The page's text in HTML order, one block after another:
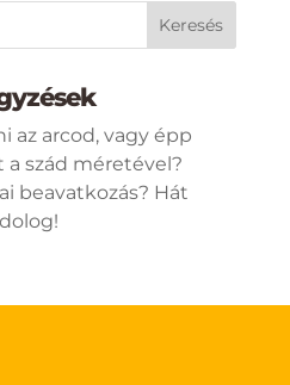
az arcod, vagy épp
szád méretével?
beavatkozás? Hát